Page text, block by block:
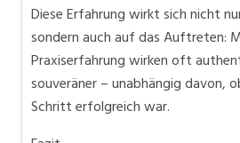
Diese Erfahrung wirkt sich nicht
sondern auch auf das Auftreten:
Praxiserfahrung wirken oft
souveräner – unabhängig davon,
Schritt erfolgreich war.